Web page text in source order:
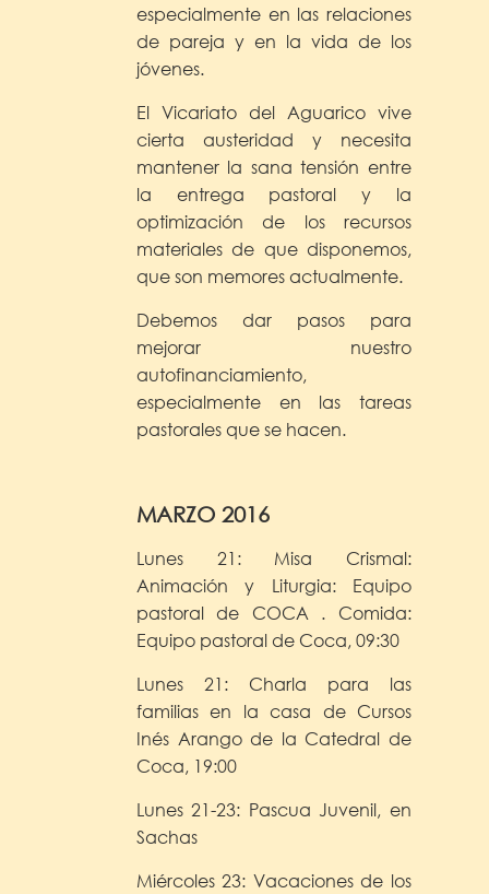
especialmente en las relaciones
de pareja y en la vida de los
jóvenes.
El Vicariato del Aguarico vive
cierta austeridad y necesita
mantener la sana tensión entre
la entrega pastoral y la
optimización de los recursos
materiales de que disponemos,
que son memores actualmente.
Debemos dar pasos para
mejorar nuestro
autofinanciamiento,
especialmente en las tareas
pastorales que se hacen.
MARZO 2016
Lunes 21: Misa Crismal:
Animación y Liturgia: Equipo
pastoral de COCA . Comida:
Equipo pastoral de Coca, 09:30
Lunes 21: Charla para las
familias en la casa de Cursos
Inés Arango de la Catedral de
Coca, 19:00
Lunes 21-23: Pascua Juvenil, en
Sachas
Miércoles 23: Vacaciones de los